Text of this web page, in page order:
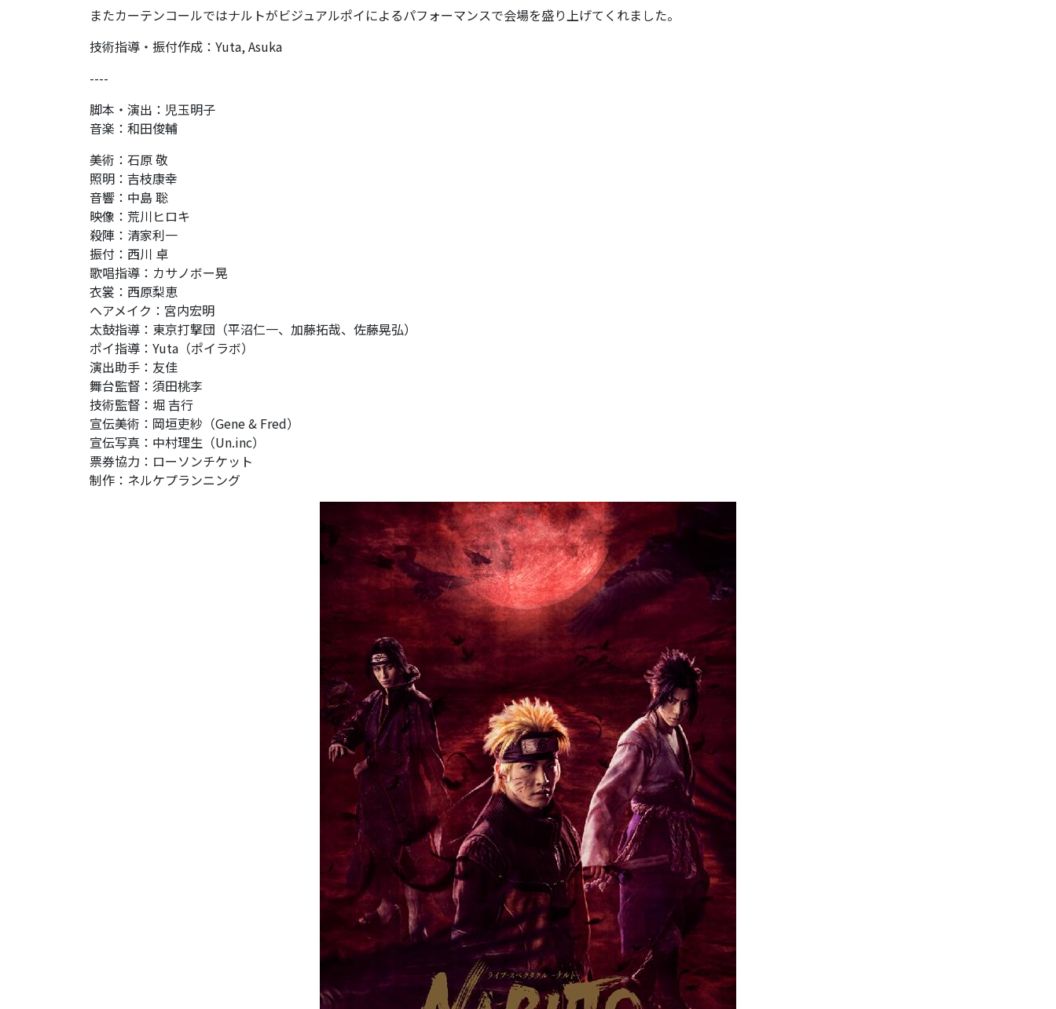
またカーテンコールではナルトがビジュアルポイによるパフォーマンスで会場を盛り上げてくれました。
技術指導・振付作成：Yuta, Asuka
----
脚本・演出：児玉明子
音楽：和田俊輔
美術：石原 敬
照明：吉枝康幸
音響：中島 聡
映像：荒川ヒロキ
殺陣：清家利一
振付：西川 卓
歌唱指導：カサノボー晃
衣裳：西原梨恵
ヘアメイク：宮内宏明
太鼓指導：東京打撃団（平沼仁一、加藤拓哉、佐藤晃弘）
ポイ指導：Yuta（ポイラボ）
演出助手：友佳
舞台監督：須田桃李
技術監督：堀 吉行
宣伝美術：岡垣吏紗（Gene & Fred）
宣伝写真：中村理生（Un.inc）
票券協力：ローソンチケット
制作：ネルケプランニング